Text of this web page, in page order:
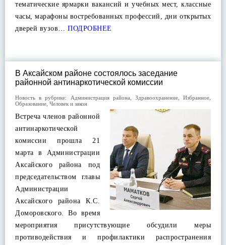
тематические ярмарки вакансий и учебных мест, классные
часы, марафоны востребованных профессий, дни открытых
дверей вузов… ПОДРОБНЕЕ
В Аксайском районе состоялось заседание
районной антинаркотической комиссии
Новость в рубрике: Администрация района Здравоохранение,Избранное
Образование Человек и закон
Встреча членов районной
антинаркотической
комиссии прошла 21
марта в Администрации
Аксайского района под
председательством главы
Администрации
Аксайского района К.С.
Доморовского. Во время
мероприятия присутствующие обсудили меры
противодействия и профилактики распространения